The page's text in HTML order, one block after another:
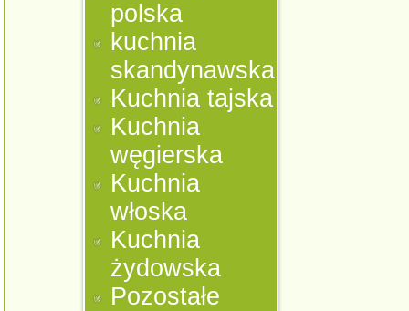
polska
kuchnia
skandynawska
Kuchnia tajska
Kuchnia
węgierska
Kuchnia
włoska
Kuchnia
żydowska
Pozostałe